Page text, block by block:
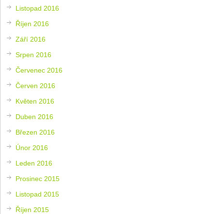
Listopad 2016
Říjen 2016
Září 2016
Srpen 2016
Červenec 2016
Červen 2016
Květen 2016
Duben 2016
Březen 2016
Únor 2016
Leden 2016
Prosinec 2015
Listopad 2015
Říjen 2015